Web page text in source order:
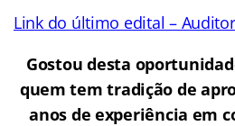
Link do último edital –
Gostou desta
quem tem tradição de
anos de experiência em